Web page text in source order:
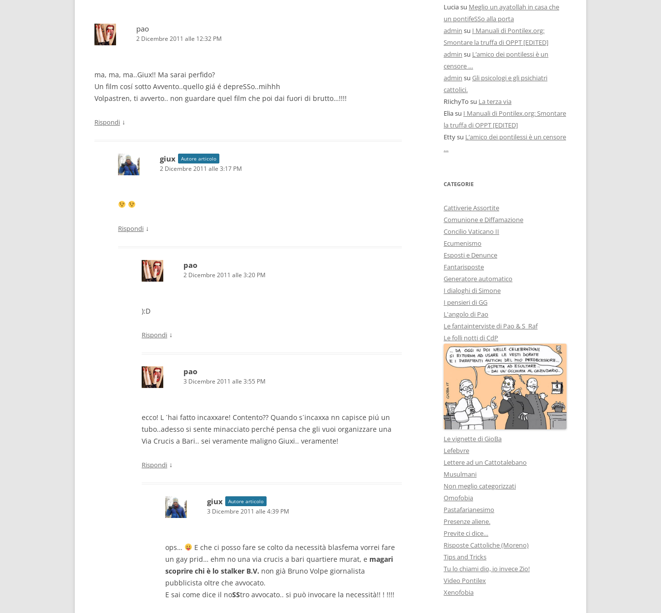
pao
2 Dicembre 2011 alle 12:32 PM
ma, ma, ma..Giux!! Ma sarai perfido?
Un film cosí sotto Avvento..quello giá é depreSSo..mihhh
Volpastren, ti avverto.. non guardare quel film che poi dai fuori di brutto…!!!!
Rispondi ↓
giux Autore articolo
2 Dicembre 2011 alle 3:17 PM
Rispondi ↓
pao
2 Dicembre 2011 alle 3:20 PM
):D
Rispondi ↓
pao
3 Dicembre 2011 alle 3:55 PM
ecco! L ´hai fatto incaxxare! Contento?? Quando s´incaxxa nn capisce piú un
tubo..adesso si sente minacciato perché pensa che gli vuoi organizzare una
Via Crucis a Bari.. sei veramente maligno Giuxi.. veramente!
Rispondi ↓
giux Autore articolo
3 Dicembre 2011 alle 4:39 PM
ops…
E che ci posso fare se colto da necessità blasfema vorrei fare
un gay prid… ehm no una via crucis a bari quartiere murat, e magari
scoprire chi è lo stalker B.V. non già Bruno Volpe giornalista
pubblicista oltre che avvocato.
E sai come dice il noSStro avvocato.. si può invocare la necessità!! ! !!!!
Luciasu Meglio un ayatollah in casa che
un pontifeSSo alla porta
admin su I Manuali di Pontilex.org:
Smontare la truffa di OPPT [EDITED]
admin su L’amico dei pontilessi è un
censore …
admin su Gli psicologi e gli psichiatri
cattolici.
RIichyTo su La terza via
Eliasu I Manuali di Pontilex.org: Smontare
la truffa di OPPT [EDITED]
Ettysu L’amico dei pontilessi è un censore
…
CATEGORIE
Cattiverie Assortite
Comunione e Diffamazione
Concilio Vaticano II
Ecumenismo
Esposti e Denunce
Fantarisposte
Generatore automatico
I dialoghi di Simone
I pensieri di GG
L'angolo di Pao
Le fantainterviste di Pao & S_Raf
Le folli notti di CdP
Le vignette di GioBa
Lefebvre
Lettere ad un Cattotalebano
Musulmani
Non meglio categorizzati
Omofobia
Pastafarianesimo
Presenze aliene.
Previte ci dice…
Risposte Cattoliche (Moreno)
Tips and Tricks
Tu lo chiami dio, io invece Zio!
Video Pontilex
Xenofobia